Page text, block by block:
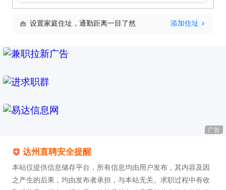
外地返乡/入职直接200元
老带新奖励：推荐工友打卡满26天，立赚200元一次
8-9月高温补贴：白班每月200元、夜班每月100元
新人专属满勤奖：新员工打卡满26天，额外一次性奖
励100元
厂区工作轻松、环境干净，岗位稳定不拖欠薪资，就
近上班顾家赚钱两不误！
设置家庭住址，通勤距离一目了然 添加住址
广告
达州直聘安全提醒
本站仅提供信息储存平台，所有信息均由用户发布，其内容及因
之产生的后果，均由发布者承担，与本站无关。求职过程中有收